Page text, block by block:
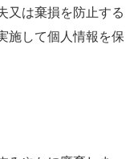
又は棄損を防止する
施して個人情報を保